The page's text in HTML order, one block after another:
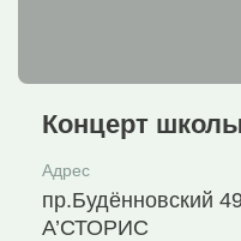
Концерт
Адрес
пр.Будённовский
А’СТОРИС